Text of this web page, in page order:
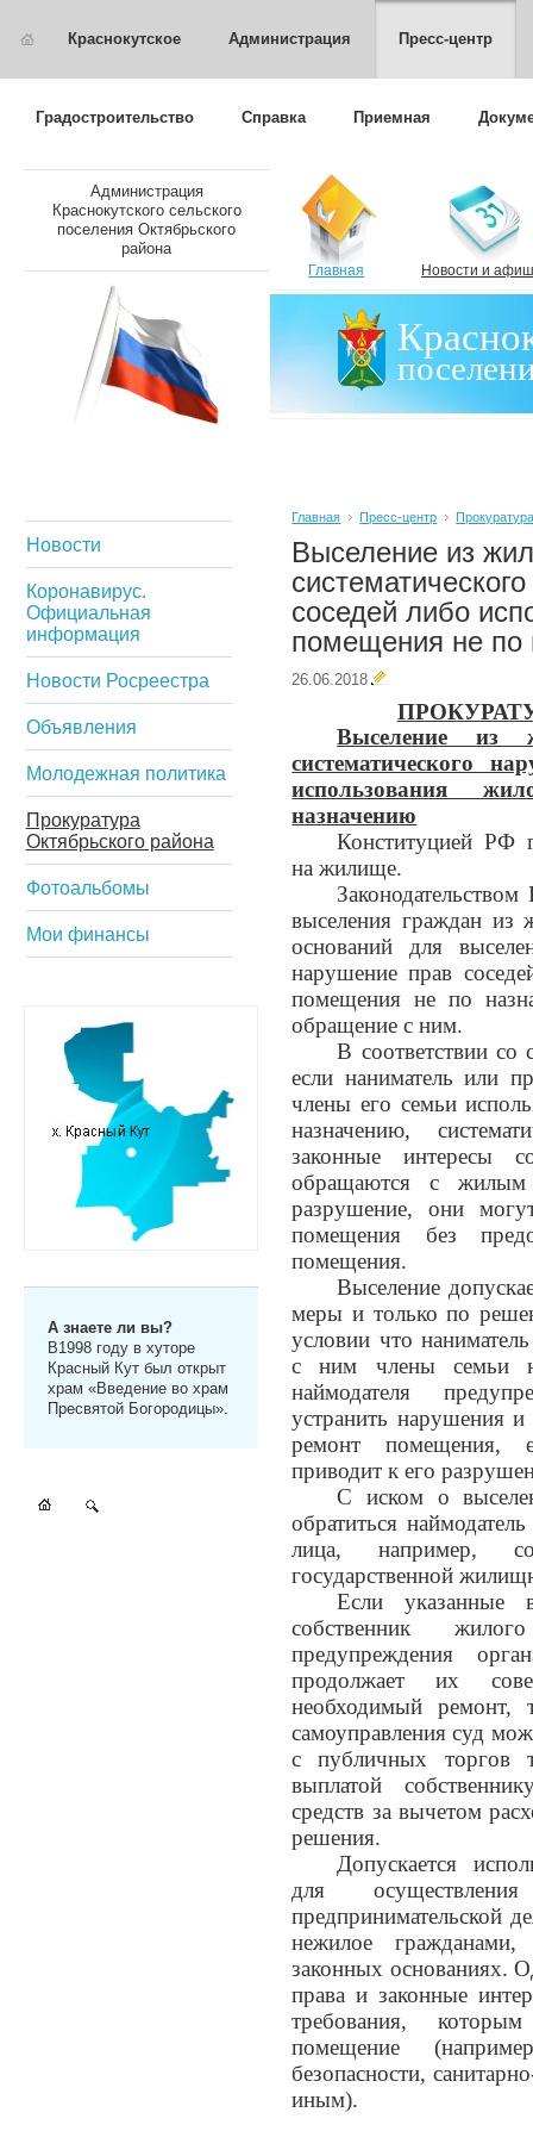
Краснокутское Администрация Пресс-центр
Градостроительство Справка Приемная
Администрация
Краснокутского сельского
поселения Октябрьского
района
Главная Новости и
Новости
Коронавирус.
Официальная
информация
Новости Росреестра
Объявления
Молодежная политика
Прокуратура
Октябрьского района
Фотоальбомы
Мои финансы
А знаете ли вы?
В1998 году в хуторе
Красный Кут был открыт
храм «Введение во храм
Пресвятой Богородицы».
Главная Пресс-центр
Выселение из
соседей либо
помещения не по
26.06.2018
Выселение из
систематического
использования
назначению
Конституцией РФ
на жилище.
выселения граждан
оснований для
нарушение прав
помещения не по
обращение с ним.
В соответствии
если наниматель или
члены его семьи
назначению,
законные интересы
обращаются с жилым
разрушение, они
помещения без
помещения.
Выселение
меры и только по
условии что
с ним члены семьи
наймодателя
устранить нарушения
ремонт помещения,
приводит к его
С иском о
обратиться
лица, например,
государственной
Если указанные
собственник
предупреждения
продолжает их
необходимый ремонт,
самоуправления суд
с публичных торгов
выплатой
средств за вычетом
решения.
Допускается
для
предпринимательской
нежилое
законных основаниях.
права и законные
требования,
помещение
безопасности,
иным).